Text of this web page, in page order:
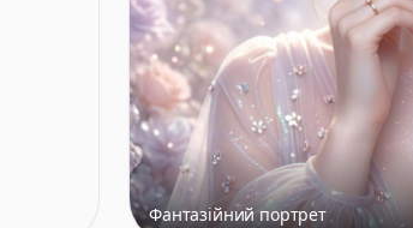
Фантазійний портрет